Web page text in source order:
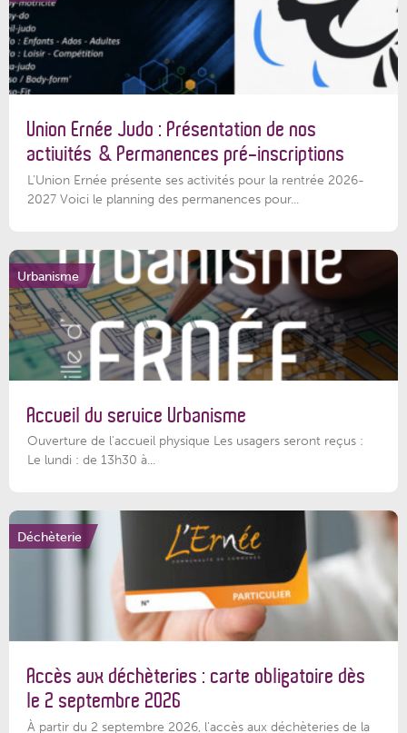
Union Ernée Judo : Présentation de nos
activités & Permanences pré-inscriptions
L'Union Ernée présente ses activités pour la rentrée 2026-
2027 Voici le planning des permanences pour...
Urbanisme
Accueil du service Urbanisme
Ouverture de l'accueil physique Les usagers seront reçus :
Le lundi : de 13h30 à...
Déchèterie
Accès aux déchèteries : carte obligatoire dès
le 2 septembre 2026
À partir du 2 septembre 2026, l’accès aux déchèteries de la